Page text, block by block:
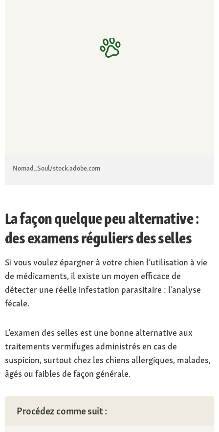
Nomad_Soul/stock.adobe.com
La façon quelque peu alternative :
des examens réguliers des selles
Si vous voulez épargner à votre chien l’utilisation à vie
de médicaments, il existe un moyen efficace de
détecter une réelle infestation parasitaire : l’analyse
fécale.
L’examen des selles est une bonne alternative aux
traitements vermifuges administrés en cas de
suspicion, surtout chez les chiens allergiques, malades,
âgés ou faibles de façon générale.
Procédez comme suit :